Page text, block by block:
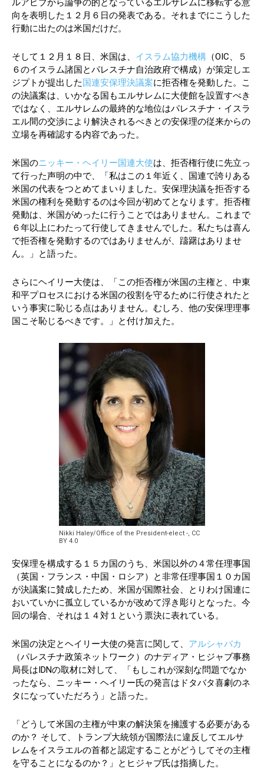
ルアビブから論争の的となっているエルサレムに移転する意
向を表明した１２月６日の発表である。それまでにこうした
行動に出たのは米国だけだ。
そして１２月１８日、米国は、 イスラム協力機構 （OIC、５
６のイスラム諸国とパレスチナ自治政府で構成）が策定しエ
ジプトが提出した 国連安保理決議案に拒否権を発動した。こ
の決議案は、いかなる国もエルサレムに大使館を設置すべき
ではなく、エルサレムの最終的な地位はパレスチナ・イスラ
エル間の交渉により解決されるべきとの安保理の従来からの
立場を再確認する内容であった。
米国のニッキー・ヘイリー国連大使は、拒否権行使に先立っ
て行った声明の中で、「私はこの１年近く、国連で誇りある
米国の代表をつとめてまいりました。安保理決議を拒否する
米国の権利を発動するのは今回が初めてとなります。拒否権
発動は、米国がめったに行うことではありません。これまで
６年以上にわたって行使してきませんでした。私たちは喜ん
で拒否権を発動するのではありませんが、躊躇はありませ
ん。」と語った。
さらにヘイリー大使は、「この拒否権が米国の主権と、中東
和平プロセスにおける米国の役割を守るために行使されたと
いう事実に恥じる点はありません。むしろ、他の安保理理事
国こそ恥じるべきです。」と付け加えた。
Nikki Haley/Office of the President-elect -, CC
BY 4.0
安保理を構成する１５カ国のうち、米国以外の４常任理事国
（英国・フランス・中国・ロシア）と非常任理事国１０カ国
が決議案に賛成したため、米国が国際社会、とりわけ国連に
おいていかに孤立しているかが改めて浮き彫りとなった。今
回の場合、それは１４対１という票決に表れている。
米国の決定とヘイリー大使の発言に関して、 アルシャバカ
（パレスチナ政策ネットワーク）のナディア・ヒジャブ事務
局長はIDNの取材に対して、「もしこれが深刻な問題でなか
ったなら、ニッキー・ヘイリー氏の発言はドタバタ喜劇のネ
タになっていただろう」と語った。
「どうして米国の主権が中東の解決策を擁護する必要がある
のか？ そして、トランプ大統領が国際法に違反してエルサ
レムをイスラエルの首都と認定することがどうしてその主権
を守ることになるのか？」とヒジャブ氏は指摘した。